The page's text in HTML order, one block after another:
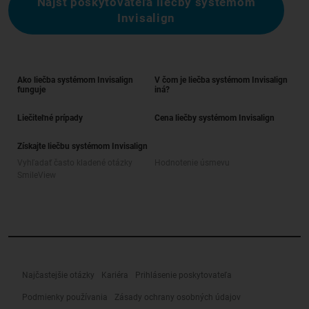
Invisalign
Ako liečba systémom Invisalign
funguje
V čom je liečba systémom Invisalign
iná?
Liečiteľné prípady Cena liečby systémom Invisalign
Získajte liečbu systémom Invisalign
Najčastejšie otázky Kariéra Prihlásenie poskytovateľa
Podmienky používania Zásady ochrany osobných údajov